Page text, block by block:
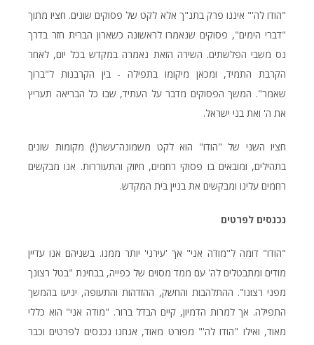
"הודו לה'" איננו פרק בתנ"ך אלא לקט של פסוקים שונים. חציו מתוך
"דברי הימים", פסוקים שנאמרו לראשונה כשארון הברית חזר בדרך
נס משבי הפלשתים. השירה הזאת נאמרה במקדש בכל יום, לאחר
הקרבת התמיד, ומכאן מיקומו בתפילה - בין הקרבנות ל"ברוך
שאמר". המשך הפסוקים מדבר על העתיד, שבו כל הבריאה תעריץ
את ה' ואת בני ישראל.
חציו השני של "הודו" הוא לקט משמונה־עשר(!) מקומות שונים
בתהילים, ומובאים בו פסוקי רחמים, חיזוק והתעוררות. אנו מבקשים
רחמים עלינו ומבקשים את בניין בית המקדש.
נכנסים לפרטים
"הודו" דומה ל"מודה אני" אך 'עירני' יותר ממנו. בשניהם אנו עדיין
מודים ומתבטלים לה' עם ממד מסוים של כפייה, בבחינת "בטל רצונך
מפני רצונו". ההתלהבות והחשק, ההזדהות והתעופה, יגיעו בהמשך
התפילה. אך למרות הדמיון, קיים הבדל ברור. "מודה אני" הוא כללי
מאוד, ואילו "הודו לה'" מפורט מאוד, אנחנו נכנסים לפרטים וכבר